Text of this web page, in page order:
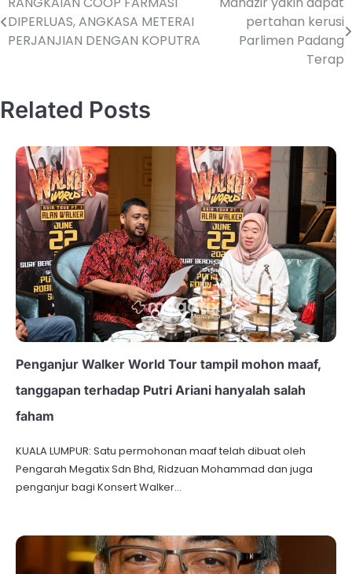
DIPERLUAS, ANGKASA METERAI
PERJANJIAN DENGAN KOPUTRA
pertahan kerusi
Parlimen Padang
Terap
Related Posts
Penganjur Walker World Tour tampil mohon maaf,
tanggapan terhadap Putri Ariani hanyalah salah
faham
KUALA LUMPUR: Satu permohonan maaf telah dibuat oleh
Pengarah Megatix Sdn Bhd, Ridzuan Mohammad dan juga
penganjur bagi Konsert Walker…